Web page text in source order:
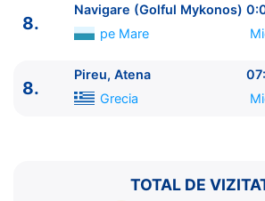
8.
Navigare (Golful Mykonos)
pe Mare
8.
Pireu, Atena
Grecia
TOTAL DE